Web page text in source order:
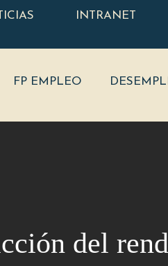
INTRANET
FP EMPLEO
del